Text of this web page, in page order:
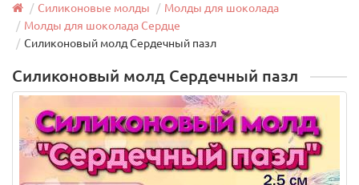
Силиконовые молды
Молды для шоколада
Молды для шоколада Сердце
Силиконовый молд Сердечный пазл
Силиконовый молд Сердечный пазл